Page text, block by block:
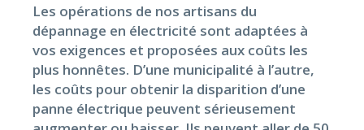
Les opérations de nos artisans du
dépannage en électricité sont adaptées à
vos exigences et proposées aux coûts les
plus honnêtes. D’une municipalité à l’autre,
les coûts pour obtenir la disparition d’une
panne électrique peuvent sérieusement